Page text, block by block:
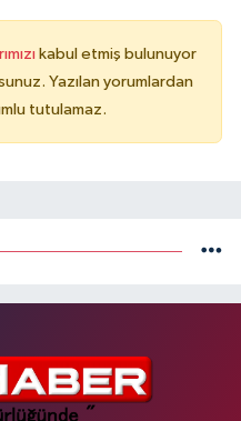
kabul etmiş bulunuyor
Yazılan yorumlardan
tutulamaz.